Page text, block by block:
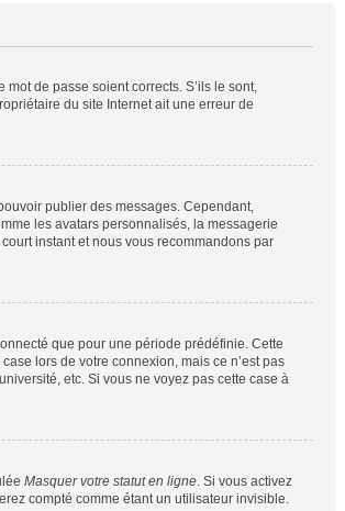
de passe soient corrects. S’ils le sont,
du site Internet ait une erreur de
publier des messages. Cependant,
les avatars personnalisés, la messagerie
instant et nous vous recommandons par
que pour une période prédéfinie. Cette
lors de votre connexion, mais ce n’est pas
etc. Si vous ne voyez pas cette case à
Masquer votre statut en ligne . Si vous activez
compté comme étant un utilisateur invisible.